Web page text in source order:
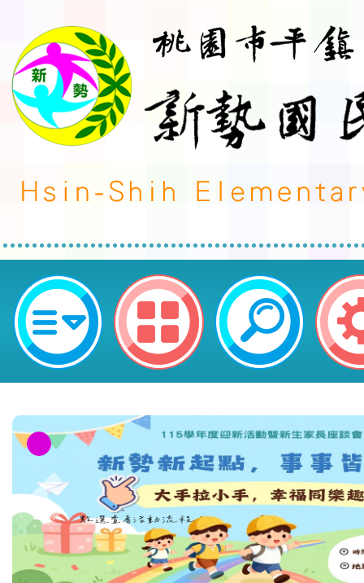
有關「2025雙北世界壯年運動會
協助轉知所屬人事人員及退休公教
園市平鎮區新勢國民小學